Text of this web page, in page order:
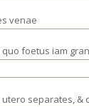
venae
quo foetus iam
utero separates,